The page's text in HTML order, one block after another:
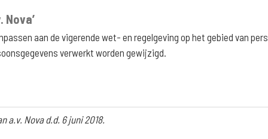
Nova’
aan de vigerende wet- en regelgeving op het gebied van
verwerkt worden gewijzigd.
a.v. Nova d.d. 6 juni 2018.